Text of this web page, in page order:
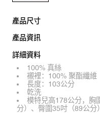
產品尺寸
產品資訊
詳細資料
100% 真絲
襯裡：100% 聚酯纖維
長度：103公分
乾洗
模特兒高178公分，胸
分）、臀圍35吋（89公分